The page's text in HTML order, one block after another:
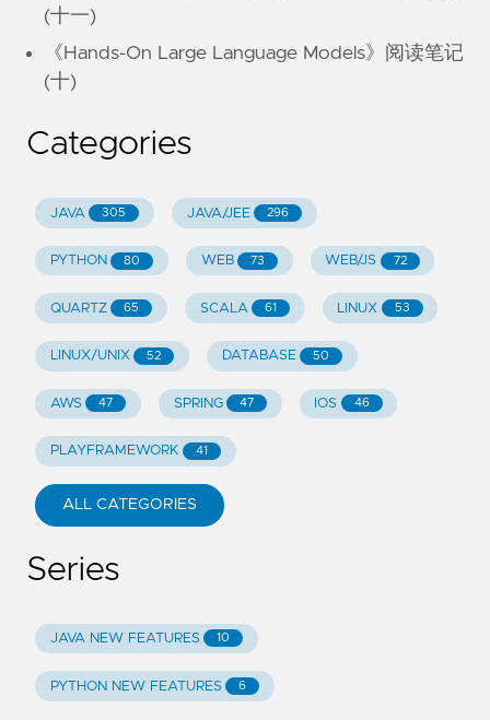
(十一)
《Hands-On Large Language Models》阅读笔记
(十)
Categories
JAVA 305 JAVA/JEE 296
PYTHON 80 WEB 73 WEB/JS 72
QUARTZ 65 SCALA 61 LINUX 53
LINUX/UNIX 52 DATABASE 50
AWS 47 SPRING 47 IOS 46
PLAYFRAMEWORK 41
ALL CATEGORIES
Series
JAVA NEW FEATURES 10
PYTHON NEW FEATURES 6